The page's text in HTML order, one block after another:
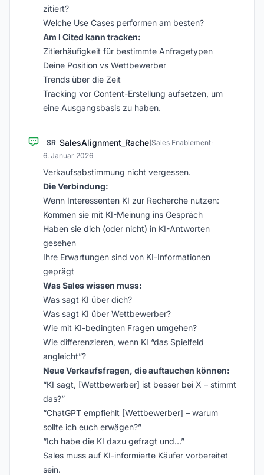
zitiert?
Welche Use Cases performen am besten?
Am I Cited kann tracken:
Zitierhäufigkeit für bestimmte Anfragetypen
Deine Position vs Wettbewerber
Trends über die Zeit
Tracking vor Content-Erstellung aufsetzen, um
eine Ausgangsbasis zu haben.
SR SalesAlignment_RachelSales Enablement·
6. Januar 2026
Verkaufsabstimmung nicht vergessen.
Die Verbindung:
Wenn Interessenten KI zur Recherche nutzen:
Kommen sie mit KI-Meinung ins Gespräch
Haben sie dich (oder nicht) in KI-Antworten
gesehen
Ihre Erwartungen sind von KI-Informationen
geprägt
Was Sales wissen muss:
Was sagt KI über dich?
Was sagt KI über Wettbewerber?
Wie mit KI-bedingten Fragen umgehen?
Wie differenzieren, wenn KI “das Spielfeld
angleicht”?
Neue Verkaufsfragen, die auftauchen können:
“KI sagt, [Wettbewerber] ist besser bei X – stimmt
das?”
“ChatGPT empfiehlt [Wettbewerber] – warum
sollte ich euch erwägen?”
“Ich habe die KI dazu gefragt und…”
Sales muss auf KI-informierte Käufer vorbereitet
sein.